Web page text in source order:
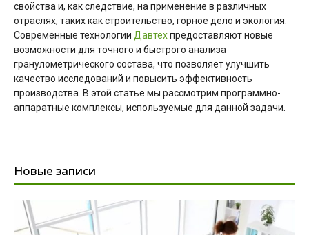
свойства и, как следствие, на применение в различных
отраслях, таких как строительство, горное дело и экология.
Современные технологии Давтехпредоставляют новые
возможности для точного и быстрого анализа
гранулометрического состава, что позволяет улучшить
качество исследований и повысить эффективность
производства. В этой статье мы рассмотрим программно-
аппаратные комплексы, используемые для данной задачи.
Новые записи